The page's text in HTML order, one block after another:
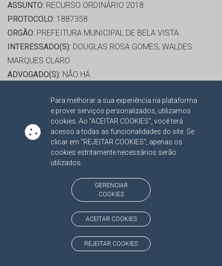
Para melhorar a sua experiência na plataforma
e prover serviços personalizados, utilizamos
cookies. Ao "ACEITAR COOKIES", você terá
acesso a todas as funcionalidades do site. Se
clicar em "REJEITAR COOKIES", apenas os
cookies estritamente necessários serão
utilizados.
GERENCIAR
COOKIES
ACEITAR COOKIES
REJEITAR COOKIES
ASSUNTO: RECURSO ORDINÁRIO 2018
PROTOCOLO: 1887358
ORGÃO: PREFEITURA MUNICIPAL DE BELA VISTA
INTERESSADO(S): DOUGLAS ROSA GOMES, WALDES
MARQUES CLARO
ADVOGADO(S): NÃO HÁ
CONS. OSMAR DOMINGUES JERONYMO
TC/15279/2016/001
ASSUNTO:
RECURSO ORDINÁRIO 2016
PROTOCOLO:1869947
PREFEITURA MUNICIPAL DE COSTA RICA
NÃO HÁ
CONS. OSMAR DOMINGUES JERONYMO
TC/20484/2016/001
RECURSO ORDINÁRIO 2016